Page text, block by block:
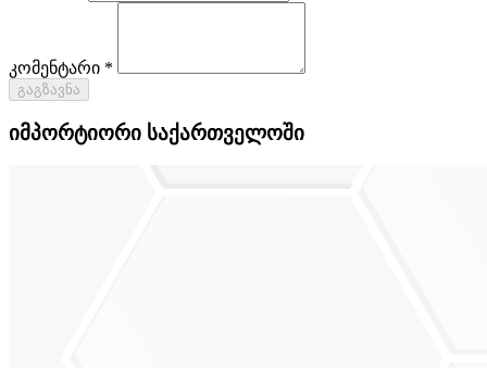
კომენტარი *
გაგზავნა
იმპორტიორი საქართველოში